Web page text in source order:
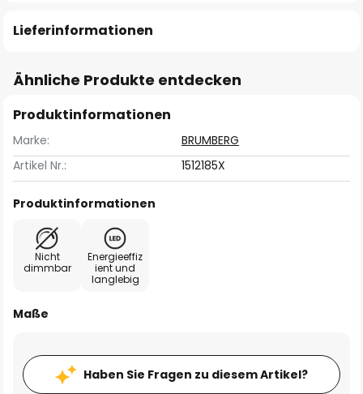
Lieferinformationen
Ähnliche Produkte entdecken
Produktinformationen
Marke:
BRUMBERG
Artikel Nr.:
1512185X
Produktinformationen
Nicht
dimmbar
Energieeffiz
ient und
langlebig
Maße
Haben Sie Fragen zu diesem Artikel?